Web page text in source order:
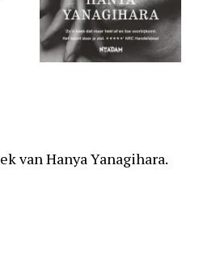
van Hanya Yanagihara.